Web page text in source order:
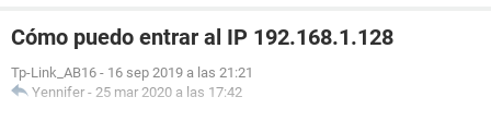
Cómo puedo entrar al IP 192.168.1.128
Tp-Link_AB16 - 16 sep 2019 a las 21:21
Yennifer - 25 mar 2020 a las 17:42